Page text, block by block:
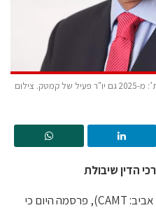
ליאור אבירם, שותף בכיר במשרד שבלת ושות’: מ-2025 גם יו"ר פעיל של קמטק. צילום
הדין שיבולת
(נאסד"ק ובורסת תל אביב: CAMT), פרסמה היום כי